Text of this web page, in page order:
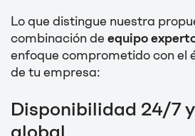
Lo que distingue nuestra
combinación de equipo
enfoque comprometido con el
de tu empresa:
Disponibilidad 24/7